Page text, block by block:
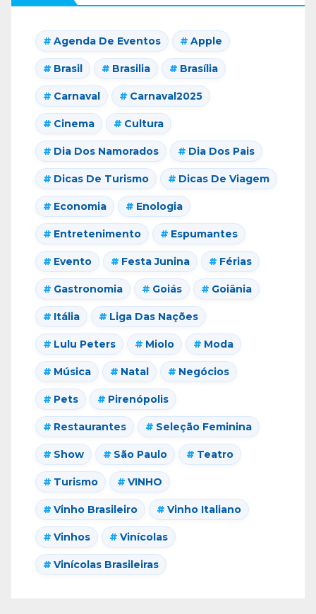
Agenda De Eventos Apple
Brasil Brasilia Brasília
Carnaval Carnaval2025
Cinema Cultura
Dia Dos Namorados Dia Dos Pais
Dicas De Turismo Dicas De Viagem
Economia Enologia
Entretenimento Espumantes
Evento Festa Junina Férias
Gastronomia Goiás Goiânia
Itália Liga Das Nações
Lulu Peters Miolo Moda
Música Natal Negócios
Pets Pirenópolis
Restaurantes Seleção Feminina
Show São Paulo Teatro
Turismo VINHO
Vinho Brasileiro Vinho Italiano
Vinhos Vinícolas
Vinícolas Brasileiras